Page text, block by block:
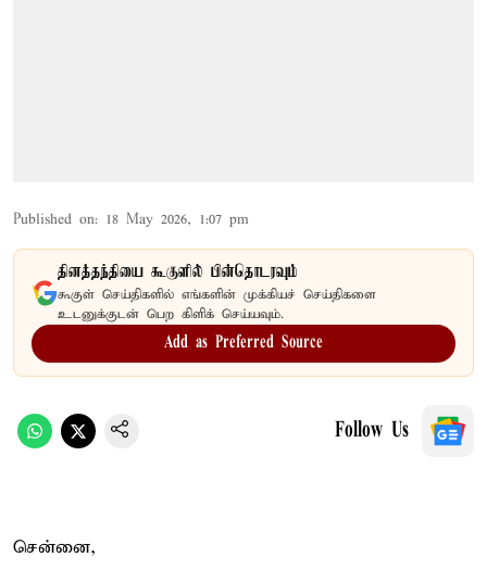
Published on: 18 May 2026, 1:07 pm
தினத்தந்தியை கூகுளில் பின்தொடரவும்
கூகுள் செய்திகளில் எங்களின் முக்கியச் செய்திகளை
உடனுக்குடன் பெற கிளிக் செய்யவும்.
Add as Preferred Source
Follow Us
சென்னை,